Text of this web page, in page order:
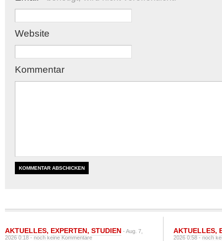
Website
Kommentar
AKTUELLES, EXPERTEN, STUDIEN - Aug. 7,
2026 0:18 -noch keine Kommentare
AKTUELLES,
2026 0:58 -noch